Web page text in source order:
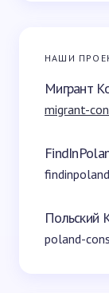
НАШИ
Мигрант
migrant-
Польский
poland-